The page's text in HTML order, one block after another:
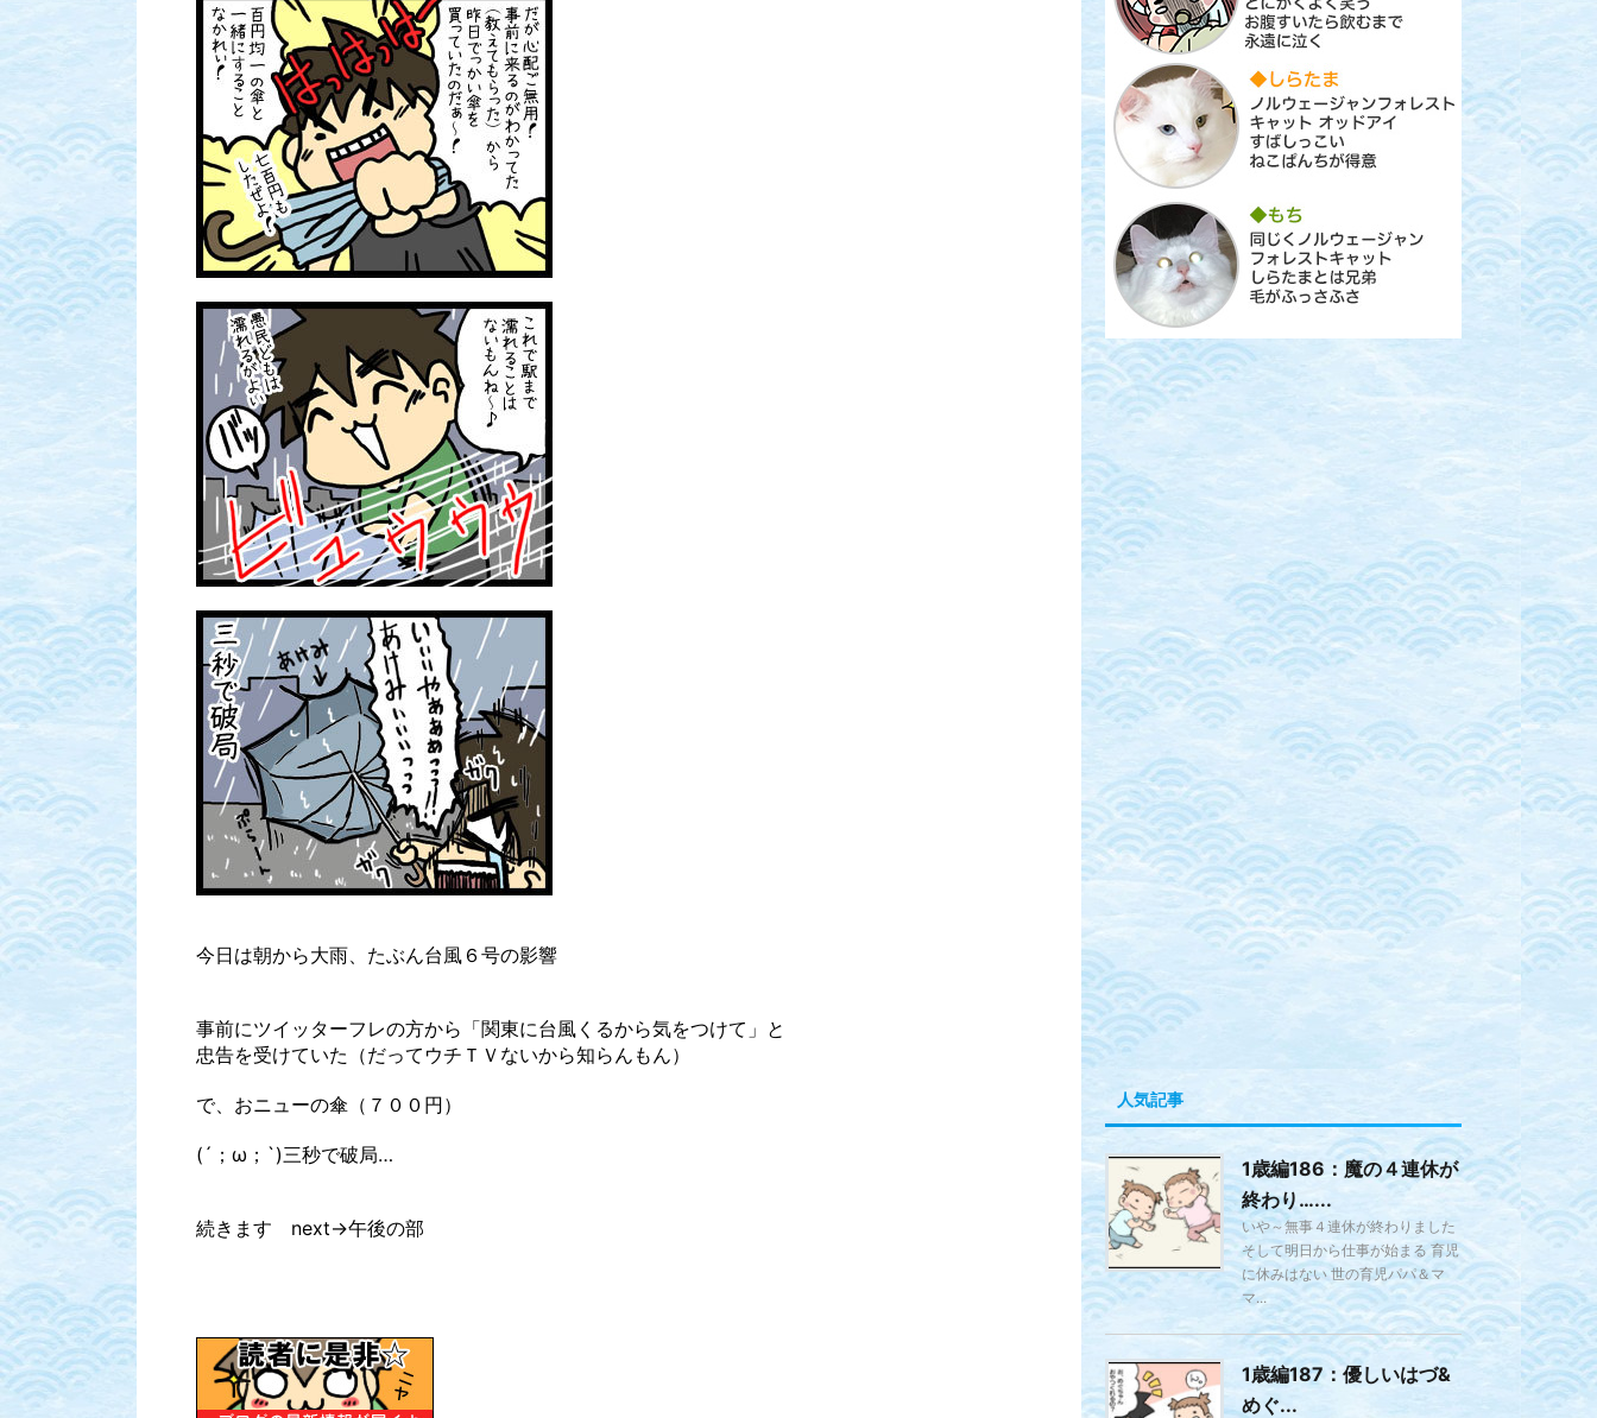
今日は朝から大雨、たぶん台風６号の影響
事前にツイッターフレの方から「関東に台風くるから気をつけて」と
忠告を受けていた（だってウチＴＶないから知らんもん）
で、おニューの傘（７００円）
(´；ω；`)三秒で破局…
続きます next→午後の部
人気記事
1歳編186：魔の４連休が
終わり…...
いや～無事４連休が終わりました
そして明日から仕事が始まる 育児
に休みはない 世の育児パパ＆マ
マ...
1歳編187：優しいはづ&
めぐ...